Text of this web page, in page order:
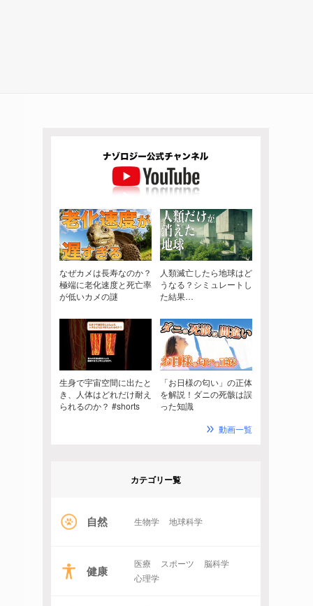
なぜカメは長寿なのか？
極端に老化速度と死亡率
が低いカメの謎
人類滅亡したら地球はど
うなる？シミュレートし
た結果…
生身で宇宙空間に出たと
き、人体はどれだけ耐え
られるのか？ #shorts
「お日様の匂い」の正体
を解説！ダニの死骸は誤
った知識
動画一覧
カテゴリー覧
自然 生物学 地球科学
健康 医療 スポーツ
脳科学
心理学